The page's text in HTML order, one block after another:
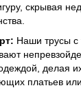
скрывая
Наши трусы
делая
платьев